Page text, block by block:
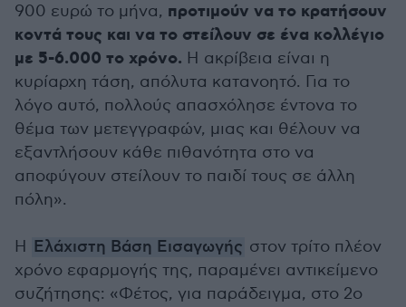
900 ευρώ το μήνα, προτιμούν να το κρατήσουν
κοντά τους και να το στείλουν σε ένα κολλέγιο
με 5-6.000 το χρόνο. Η ακρίβεια είναι η
κυρίαρχη τάση, απόλυτα κατανοητό. Για το
λόγο αυτό, πολλούς απασχόλησε έντονα το
θέμα των μετεγγραφών, μιας και θέλουν να
εξαντλήσουν κάθε πιθανότητα στο να
αποφύγουν στείλουν το παιδί τους σε άλλη
πόλη».
Η Ελάχιστη Βάση Εισαγωγής στον τρίτο πλέον
χρόνο εφαρμογής της, παραμένει αντικείμενο
συζήτησης: «Φέτος, για παράδειγμα, στο 2ο